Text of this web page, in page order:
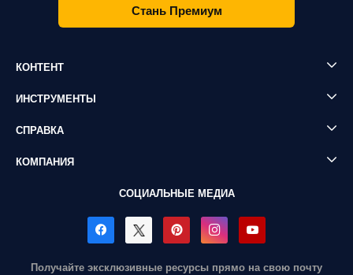
Стань Премиум
КОНТЕНТ
ИНСТРУМЕНТЫ
СПРАВКА
КОМПАНИЯ
СОЦИАЛЬНЫЕ МЕДИА
Получайте эксклюзивные ресурсы прямо на свою почту